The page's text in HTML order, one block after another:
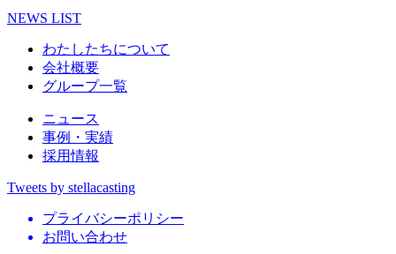
NEWS LIST
わたしたちについて
会社概要
グループ一覧
ニュース
事例・実績
採用情報
Tweets by stellacasting
プライバシーポリシー
お問い合わせ